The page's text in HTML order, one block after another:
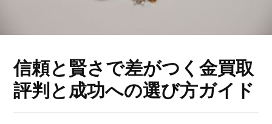
信頼と賢さで差がつく金買取
評判と成功への選び方ガイド